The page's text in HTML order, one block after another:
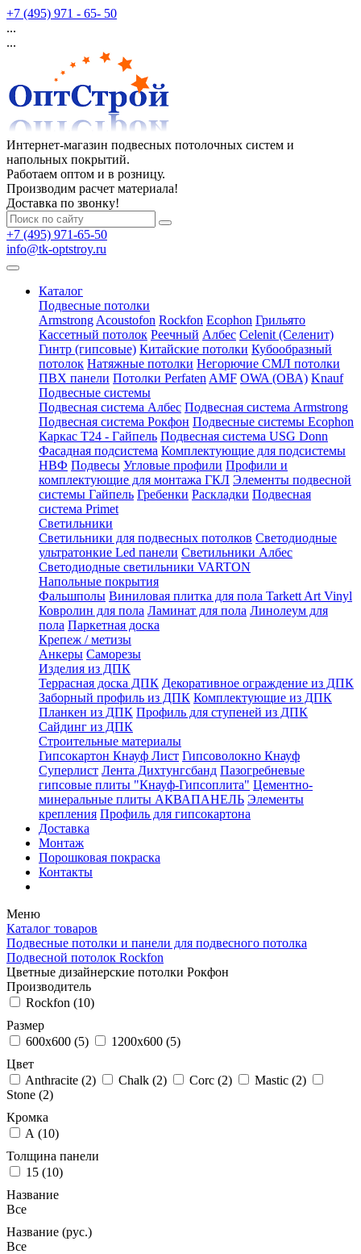
+7 (495) 971 - 65- 50
...
...
Интернет-магазин подвесных потолочных систем и
напольных покрытий.
Работаем оптом и в розницу.
Производим расчет материала!
Доставка по звонку!
+7 (495) 971-65-50
info@tk-optstroy.ru
Каталог
Подвесные потолки
Armstrong Acoustofon Rockfon Ecophon Грильято
Кассетный потолок Реечный Албес Celenit (Селенит)
Гинтр (гипсовые) Китайские потолки Кубообразный
потолок Натяжные потолки Негорючие СМЛ потолки
ПВХ панели Потолки Perfaten AMF OWA (ОВА) Knauf
Подвесные системы
Подвесная система Албес Подвесная система Armstrong
Подвесная система Рокфон Подвесные системы Ecophon
Каркас Т24 - Гайпель Подвесная система USG Donn
Фасадная подсистема Комплектующие для подсистемы
НВФ Подвесы Угловые профили Профили и
комплектующие для монтажа ГКЛ Элементы подвесной
системы Гайпель Гребенки Раскладки Подвесная
система Primet
Светильники
Светильники для подвесных потолков Светодиодные
ультратонкие Led панели Светильники Албес
Светодиодные светильники VARTON
Напольные покрытия
Фальшполы Виниловая плитка для пола Tarkett Art Vinyl
Ковролин для пола Ламинат для пола Линолеум для
пола Паркетная доска
Крепеж / метизы
Анкеры Саморезы
Изделия из ДПК
Террасная доска ДПК Декоративное ограждение из ДПК
Заборный профиль из ДПК Комплектующие из ДПК
Планкен из ДПК Профиль для ступеней из ДПК
Сайдинг из ДПК
Строительные материалы
Гипсокартон Кнауф Лист Гипсоволокно Кнауф
Суперлист Лента Дихтунгсбанд Пазогребневые
гипсовые плиты "Кнауф-Гипсоплита" Цементно-
минеральные плиты АКВАПАНЕЛЬ Элементы
крепления Профиль для гипсокартона
Доставка
Монтаж
Порошковая покраска
Контакты
Меню
Каталог товаров
Подвесные потолки и панели для подвесного потолка
Подвесной потолок Rockfon
Цветные дизайнерские потолки Рокфон
Производитель
Rockfon (10)
Размер
600x600 (5) 1200x600 (5)
Цвет
Anthracite (2) Chalk (2) Corc (2) Mastic (2)
Stone (2)
Кромка
A (10)
Толщина панели
15 (10)
Название
Все
Название (рус.)
Все